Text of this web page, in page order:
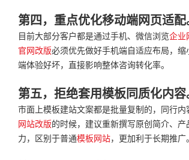
第四，重点优化移动端网页适配
目前大部分客户都是通过手机、微信浏览企业
官网改版必须优先做好手机端自适应布局，
端体验好坏，直接影响整体咨询转化率。
第五，拒绝套用模板同质化内容
市面上模板建站文案都是批量复制的，同行内
网站改版的时候，建议重新撰写原创简介、
力，区别于普通模板网站，更加利于长期推广。